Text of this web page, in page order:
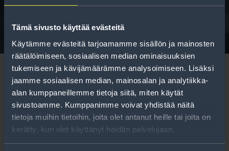
Tämä sivusto käyttää evästeitä
Käytämme evästeitä tarjoamamme sisällön ja mainosten
räätälöimiseen, sosiaalisen median ominaisuuksien
tukemiseen ja kävijämäärämme analysoimiseen. Lisäksi
jaamme sosiaalisen median, mainosalan ja analytiikka-
alan kumppaneillemme tietoja siitä, miten käytät
sivustoamme. Kumppanimme voivat yhdistää näitä
tietoja muihin tietoihin, joita olet antanut heille tai joita on
kerätty, kun olet käyttänyt heidän palvelujaan.
niiden huoltamisesta.
Tilaa uutiskirje
Uutiskirjeessä saat autonomistajan